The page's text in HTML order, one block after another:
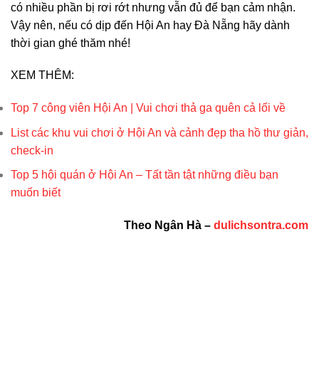
có nhiều phần bị rơi rớt nhưng vẫn đủ để bạn cảm nhận.
Vậy nên, nếu có dịp đến Hội An hay Đà Nẵng hãy dành
thời gian ghé thăm nhé!
XEM THÊM:
Top 7 công viên Hội An | Vui chơi thả ga quên cả lối về
List các khu vui chơi ở Hội An và cảnh đẹp tha hồ thư giản,
check-in
Top 5 hội quán ở Hội An – Tất tần tật những điều bạn
muốn biết
Theo Ngân Hà – dulichsontra.com